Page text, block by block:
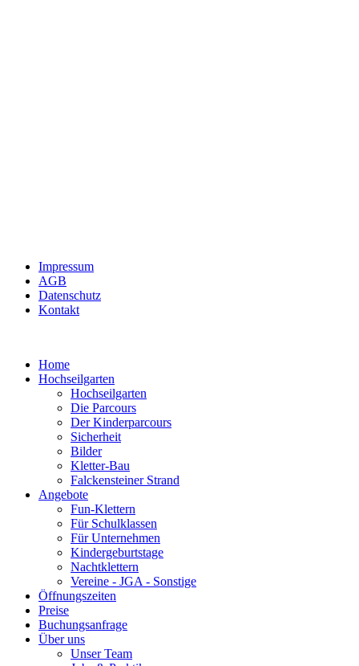
Impressum
AGB
Datenschutz
Kontakt
Home
Hochseilgarten
Hochseilgarten
Die Parcours
Der Kinderparcours
Sicherheit
Bilder
Kletter-Bau
Falckensteiner Strand
Angebote
Fun-Klettern
Für Schulklassen
Für Unternehmen
Kindergeburtstage
Nachtklettern
Vereine - JGA - Sonstige
Öffnungszeiten
Preise
Buchungsanfrage
Über uns
Unser Team